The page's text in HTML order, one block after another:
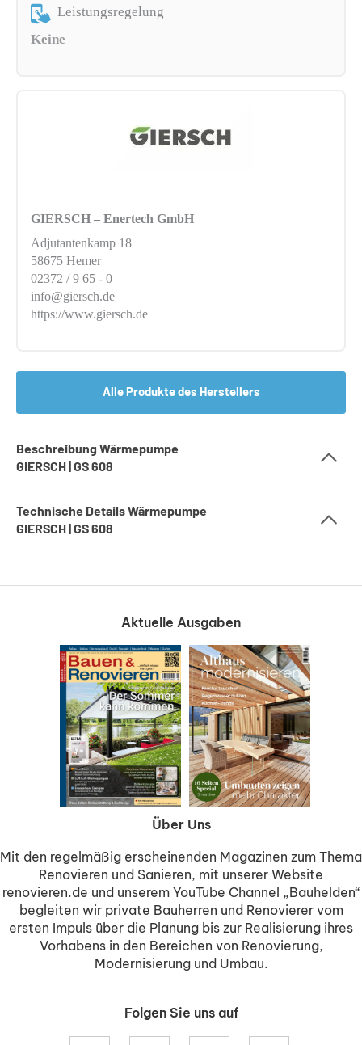
Leistungsregelung
Keine
GIERSCH – Enertech GmbH
Adjutantenkamp 18
58675 Hemer
02372 / 9 65 - 0
info@giersch.de
https://www.giersch.de
Alle Produkte des Herstellers
Beschreibung Wärmepumpe
GIERSCH | GS 608
Technische Details Wärmepumpe
GIERSCH | GS 608
Aktuelle Ausgaben
Über Uns
Mit den regelmäßig erscheinenden Magazinen zum Thema
Renovieren und Sanieren, mit unserer Website
renovieren.de und unserem YouTube Channel „Bauhelden“
begleiten wir private Bauherren und Renovierer vom
ersten Impuls über die Planung bis zur Realisierung ihres
Vorhabens in den Bereichen von Renovierung,
Modernisierung und Umbau.
Folgen Sie uns auf